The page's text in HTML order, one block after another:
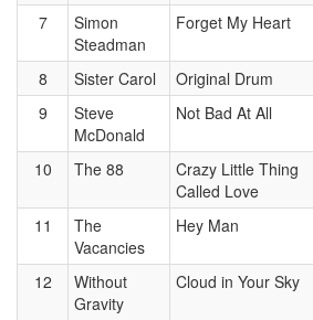
7
Simon
Steadman
Forget My Heart
8 Sister Carol Original Drum
9
Steve
McDonald
Not Bad At All
10 The 88
Crazy Little Thing
Called Love
11
The
Vacancies
Hey Man
12
Without
Gravity
Cloud in Your Sky